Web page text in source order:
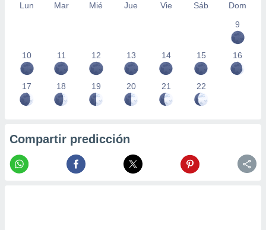
Lun Mar Mié Jue Vie Sáb
Dom
9
10 11 12 13 14 15 16
17 18 19 20 21 22
Compartir predicción